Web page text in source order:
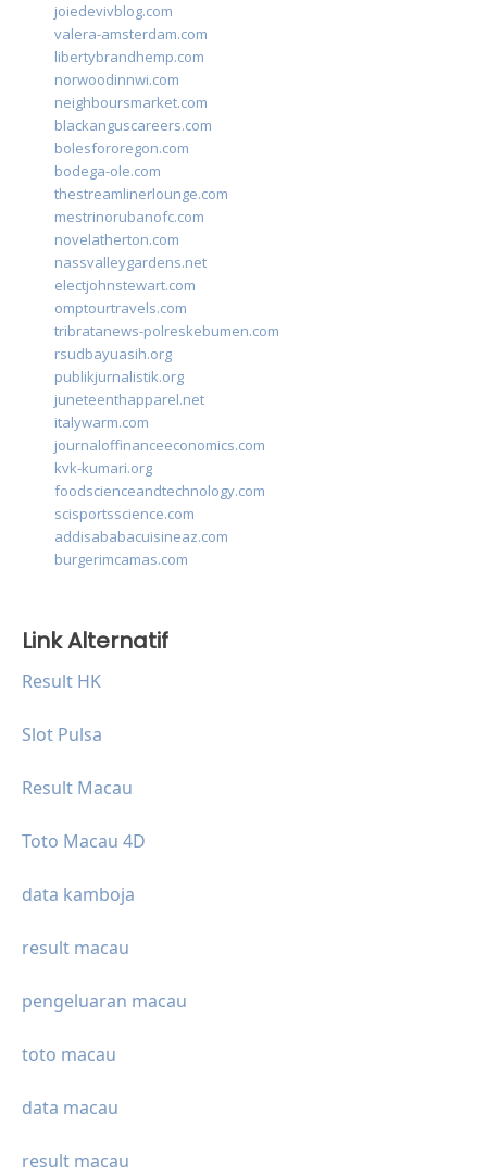
joiedevivblog.com
valera-amsterdam.com
libertybrandhemp.com
norwoodinnwi.com
neighboursmarket.com
blackanguscareers.com
bolesfororegon.com
bodega-ole.com
thestreamlinerlounge.com
mestrinorubanofc.com
novelatherton.com
nassvalleygardens.net
electjohnstewart.com
omptourtravels.com
tribratanews-polreskebumen.com
rsudbayuasih.org
publikjurnalistik.org
juneteenthapparel.net
italywarm.com
journaloffinanceeconomics.com
kvk-kumari.org
foodscienceandtechnology.com
scisportsscience.com
addisababacuisineaz.com
burgerimcamas.com
Link Alternatif
Result HK
Slot Pulsa
Result Macau
Toto Macau 4D
data kamboja
result macau
pengeluaran macau
toto macau
data macau
result macau